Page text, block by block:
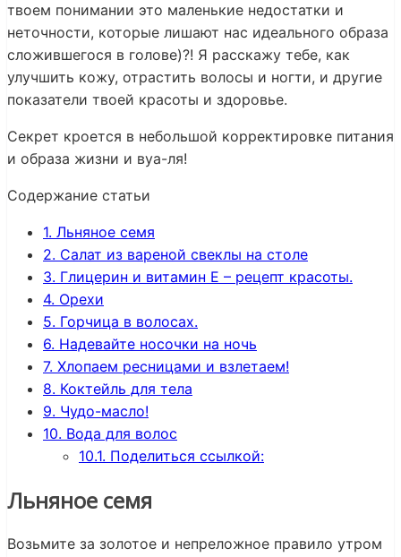
твоем понимании это маленькие недостатки и
неточности, которые лишают нас идеального образа
сложившегося в голове)?! Я расскажу тебе, как
улучшить кожу, отрастить волосы и ногти, и другие
показатели твоей красоты и здоровье.
Секрет кроется в небольшой корректировке питания
и образа жизни и вуа-ля!
Содержание статьи
1. Льняное семя
2. Салат из вареной свеклы на столе
3. Глицерин и витамин Е – рецепт красоты.
4. Орехи
5. Горчица в волосах.
6. Надевайте носочки на ночь
7. Хлопаем ресницами и взлетаем!
8. Коктейль для тела
9. Чудо-масло!
10. Вода для волос
10.1. Поделиться ссылкой:
Льняное семя
Возьмите за золотое и непреложное правило утром